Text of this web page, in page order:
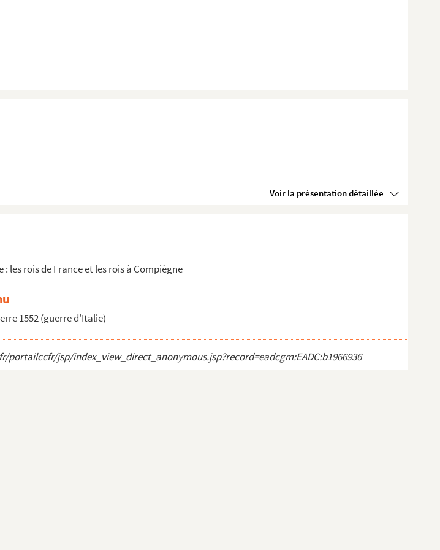
Voir la présentation détaillée
: les rois de France et les rois à Compiègne
1552 (guerre d'Italie)
portailccfr/jsp/index_view_direct_anonymous.jsp?record=eadcgm:EADC:b1966936